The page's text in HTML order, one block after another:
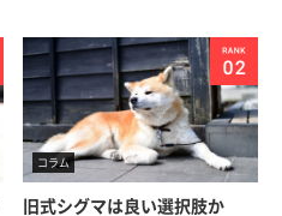
コラム
旧式シグマは良い選択肢か